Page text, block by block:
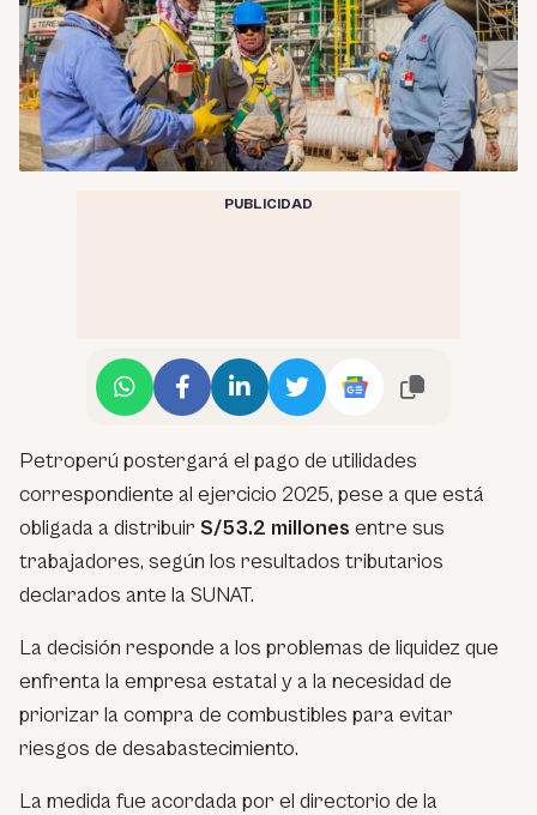
PUBLICIDAD
Petroperú postergará el pago de utilidades
correspondiente al ejercicio 2025, pese a que está
obligada a distribuir S/53.2 millones entre sus
trabajadores, según los resultados tributarios
declarados ante la SUNAT.
La decisión responde a los problemas de liquidez que
enfrenta la empresa estatal y a la necesidad de
priorizar la compra de combustibles para evitar
riesgos de desabastecimiento.
La medida fue acordada por el directorio de la